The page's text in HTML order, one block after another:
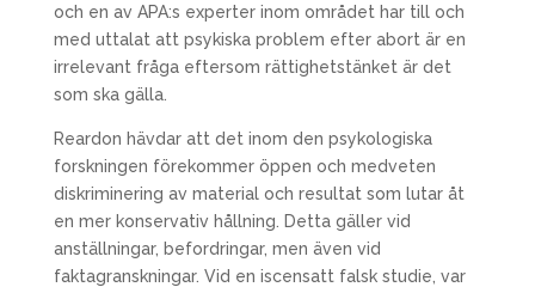
och en av APA:s experter inom området har till och
med uttalat att psykiska problem efter abort är en
irrelevant fråga eftersom rättighetstänket är det
som ska gälla.
Reardon hävdar att det inom den psykologiska
forskningen förekommer öppen och medveten
diskriminering av material och resultat som lutar åt
en mer konservativ hållning. Detta gäller vid
anställningar, befordringar, men även vid
faktagranskningar. Vid en iscensatt falsk studie, var